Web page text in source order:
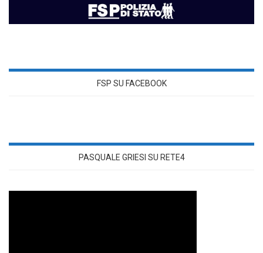
FSP SU FACEBOOK
PASQUALE GRIESI SU RETE4